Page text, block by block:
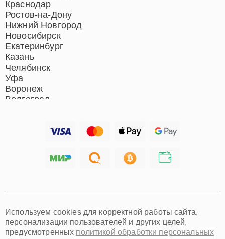
Краснодар
Ростов-на-Дону
Нижний Новгород
Новосибирск
Екатеринбург
Казань
Челябинск
Уфа
Воронеж
Тюмень
Самара
Омск
Красноярск
Используем cookies для корректной работы сайта,
персонализации пользователей и других целей,